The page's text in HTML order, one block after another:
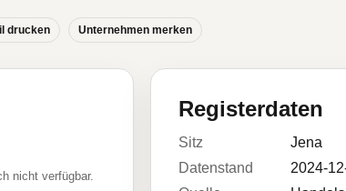
drucken Unternehmen merken
nicht verfügbar.
Registerdaten
Sitz
Jena
Datenstand
2024-